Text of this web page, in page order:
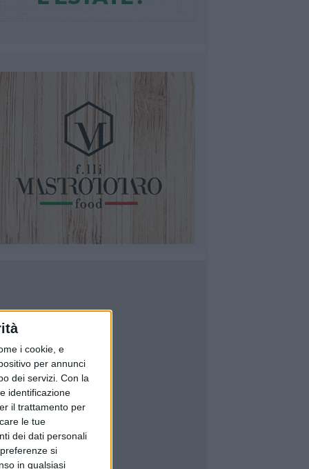
i cookie, e
per annunci
dei servizi. Con la
identificazione
il trattamento per
le tue
dei dati personali
si
in qualsiasi